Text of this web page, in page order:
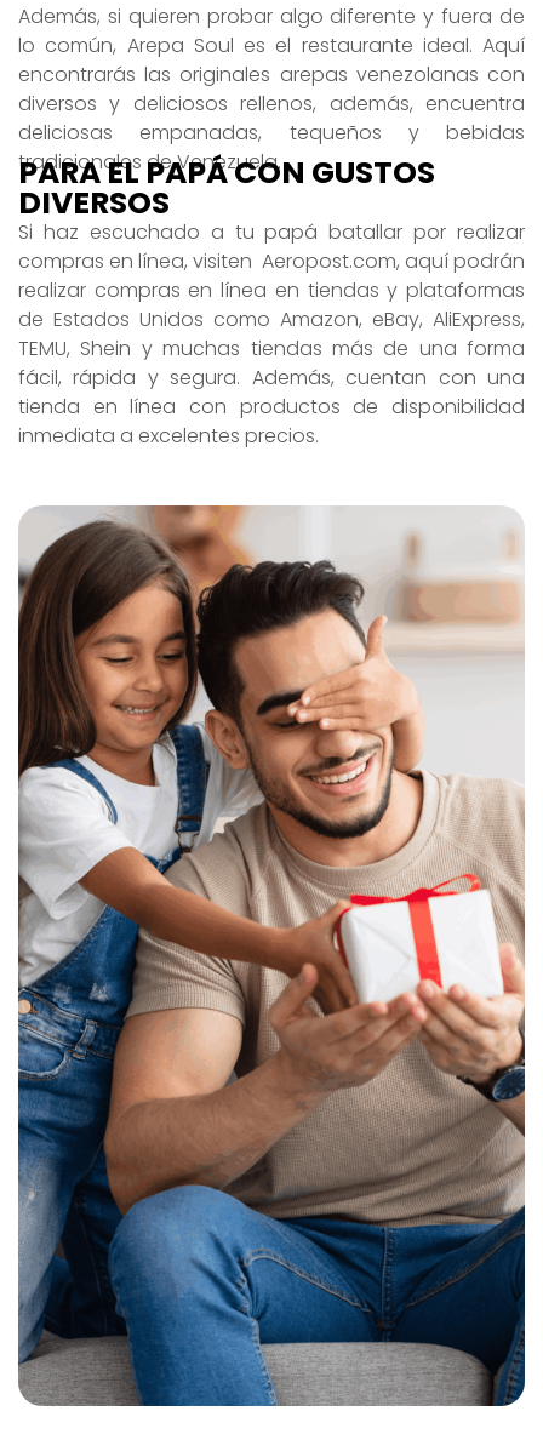
Además, si quieren probar algo diferente y fuera de
lo común, Arepa Soul es el restaurante ideal. Aquí
encontrarás las originales arepas venezolanas con
diversos y deliciosos rellenos, además, encuentra
deliciosas empanadas, tequeños y bebidas
tradicionales de Venezuela.
PARA EL PAPÁ CON GUSTOS
DIVERSOS
Si haz escuchado a tu papá batallar por realizar
compras en línea, visiten Aeropost.com, aquí podrán
realizar compras en línea en tiendas y plataformas
de Estados Unidos como Amazon, eBay, AliExpress,
TEMU, Shein y muchas tiendas más de una forma
fácil, rápida y segura. Además, cuentan con una
tienda en línea con productos de disponibilidad
inmediata a excelentes precios.